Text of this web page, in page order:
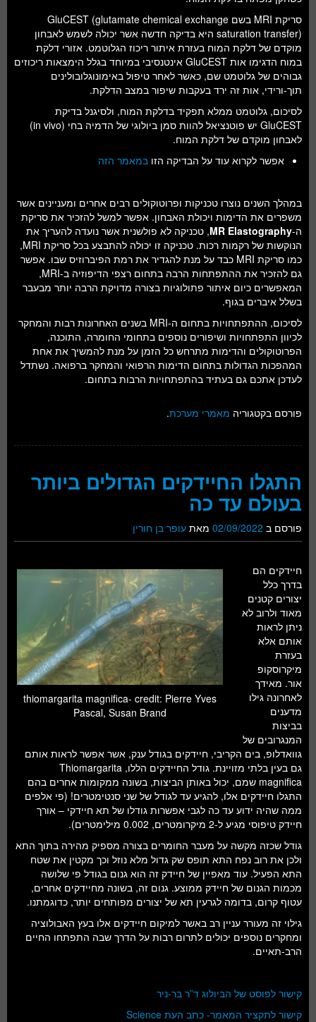
סריקת MRI בשם GluCEST (glutamate chemical exchange
saturation transfer) היא בדיקה חדשה אשר יכולה לשמש לאבחון
מוקדם של דלקת המוח בעזרת איתור ריכוז הגלוטמט. אזורי דלקת
במוח הדגימו אות GluCEST אינטנסיבי במיוחד בגלל הימצאות ריכוזים
גבוהים של גלוטמט שם, כאשר לאחר טיפול באימונוגלובולינים
תוך-ורידי, אות זה ירד בעקבות שיפור במצב הדלקת.
לסיכום, גלוטמט ממלא תפקיד בדלקת המוח, ולסיגנל בדיקת
GluCEST יש פוטנציאל להוות סמן ביולוגי של הדמיה בחי (in vivo)
לאבחון מוקדם של דלקת המוח.
אפשר לקרוא עוד על הבדיקה הזו במאמר הזה
במהלך השנים נוצרו טכניקות ופרוטוקולים רבים אחרים ומעניינים אשר
משפרים את הדימות ויכולת האבחון. אפשר למשל להזכיר את סריקת
ה-MR Elastography, טכניקה לא פולשנית אשר נועדה להעריך את
הנוקשות של רקמות רכות. טכניקה זו יכולה להתבצע בכל סריקת MRI,
כמו סריקת MRI כבד על מנת להגדיר את רמת הפיברוזיס שבו. אפשר
גם להזכיר את ההתפתחות הרבה בתחום רצפי הדיפוזיה ב-MRI,
המאפשרים כיום איתור פתולוגיות בצורה מדויקת הרבה יותר מבעבר
בשלל איברים בגוף.
לסיכום, ההתפתחויות בתחום ה-MRI בשנים האחרונות רבות והמחקר
לכיוון התפתחויות ושיפורים נוספים בתחומי החומרה, התוכנה,
הפרוטוקולים והדימות מתרחש כל הזמן על מנת להמשיך את אחת
המהפכות הגדולות בתחום הדימות הרפואי והמחקר ברפואה. נשתדל
לעדכן אתכם גם בעתיד בהתפתחויות הרבות בתחום.
פורסם בקטגוריה מאמרי מערכת.
התגלו החיידקים הגדולים ביותר
בעולם עד כה
פורסם ב 02/09/2022 מאת עופר בן חורין
thiomargarita magnifica- credit: Pierre Yves
Pascal, Susan Brand
חיידקים הם
בדרך כלל
יצורים קטנים
מאוד ולרוב לא
ניתן לראות
אותם אלא
בעזרת
מיקרוסקופ
אור. מאידך
לאחרונה גילו
מדענים
בביצות
המנגרובים של
גוואדלופ, בים הקריבי, חיידקים בגודל ענק, אשר אפשר לראות אותם
גם בעין בלתי מזויינת. גודל החיידקים הללו, Thiomargarita
magnifica שמם, יכול באותן הביצות, בשונה ממקומות אחרים בהם
התגלו חיידקים אלו, להגיע עד לגודל של שני סנטימטרים! (פי אלפים
ממה שהיה ידוע עד כה לגבי אפשרות גודלו של תא חיידקי – אורך
חיידק טיפוסי מגיע ל-2 מיקרומטרים, 0.002 מילימטרים).
גודל שכזה מקשה על מעבר החומרים בצורה מספיק מהירה בתוך התא
ולכן את רוב נפח התא תופס שק גדול מלא נוזל וכך מקטין את שטח
התא הפעיל. עוד מאפיין של חיידק זה הוא גנום בגודל פי שלושה
מכמות הגנום של חיידק ממוצע. גנום זה, בשונה מחיידקים אחרים,
עטוף קרום, בדומה לגרעין תא של יצורים מפותחים יותר, כדוגמתנו.
גילוי זה מעורר עניין רב באשר למיקום חיידקים אלו בעץ האבולוציה
ומחקרים נוספים יכולים לתרום רבות על הדרך שבה התפתחו החיים
הרב-תאיים.
קישור לפוסט של הביולוג ד”ר בר-ניר
קישור לתקציר המאמר- כתב העת Science